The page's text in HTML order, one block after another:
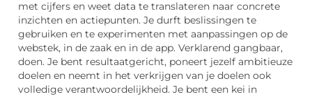
met cijfers en weet data te translateren naar concrete
inzichten en actiepunten. Je durft beslissingen te
gebruiken en te experimenten met aanpassingen op de
webstek, in de zaak en in de app. Verklarend gangbaar,
doen. Je bent resultaatgericht, poneert jezelf ambitieuze
doelen en neemt in het verkrijgen van je doelen ook
volledige verantwoordelijkheid. Je bent een kei in